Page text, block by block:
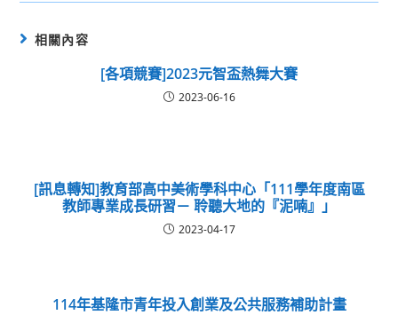
相關內容
[各項競賽]2023元智盃熱舞大賽
2023-06-16
[訊息轉知]教育部高中美術學科中心「111學年度南區
教師專業成長研習－ 聆聽大地的『泥喃』」
2023-04-17
114年基隆市青年投入創業及公共服務補助計畫